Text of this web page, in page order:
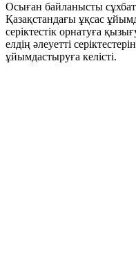
Осыған байланысты
Қазақстандағы ұқсас
серіктестік орнатуға
елдің әлеуетті
ұйымдастыруға келісті.